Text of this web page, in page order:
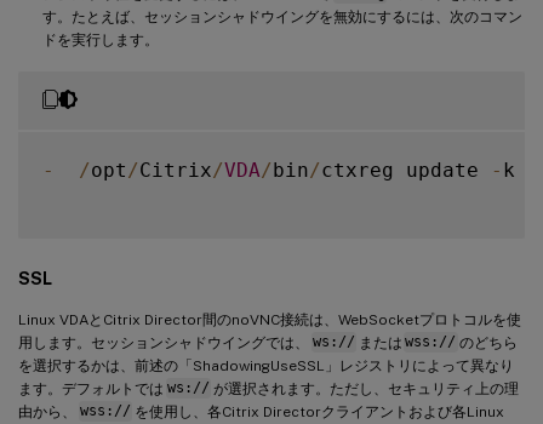
す。たとえば、セッションシャドウイングを無効にするには、次のコマン
ドを実行します。
- /opt /Citrix/VDA/bin/ctxreg update - k
SSL
Linux VDAとCitrix Director間のnoVNC接続は、WebSocketプロトコルを使
用します。セッションシャドウイングでは、
ws:// または wss:// のどちら
を選択するかは、前述の「ShadowingUseSSL」レジストリによって異なり
ます。デフォルトでは ws:// が選択されます。ただし、セキュリティ上の理
由から、
wss:// を使用し、各Citrix Directorクライアントおよび各Linux